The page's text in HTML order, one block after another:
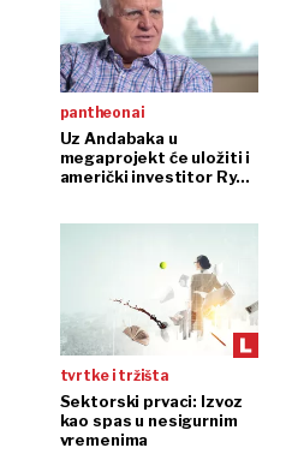
pantheon ai
Uz Andabaka u
megaprojekt će uložiti i
američki investitor Ryan
tvrtke i tržišta
Sektorski prvaci: Izvoz
kao spas u nesigurnim
vremenima